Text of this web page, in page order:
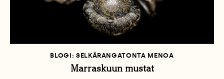
BLOGI: SELKÄRANGATONTA MENOA
Marraskuun mustat